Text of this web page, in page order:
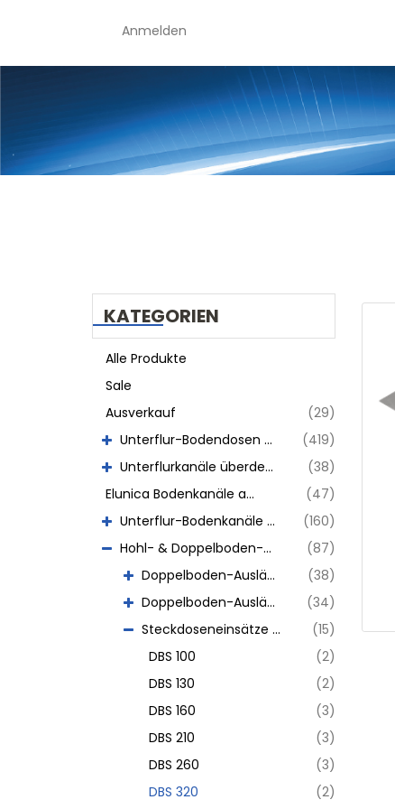
Anmelden
KATEGORIEN
Alle Produkte
Sale
Ausverkauf
(29)
Unterflur-Bodendosen aus Chromstahl
(419)
Unterflurkanäle überdeckt
(38)
Elunica Bodenkanäle abdeckbar
(47)
Unterflur-Bodenkanäle abdeckbar
(160)
Hohl- & Doppelboden-Auslässe
(87)
Doppelboden-Auslässe mit Rand
(38)
Doppelboden-Auslässe mit Kante
(34)
Steckdoseneinsätze - Doppelboden-Auslässe
(15)
DBS 100
(2)
DBS 130
(2)
DBS 160
(3)
DBS 210
(3)
DBS 260
(3)
DBS 320
(2)